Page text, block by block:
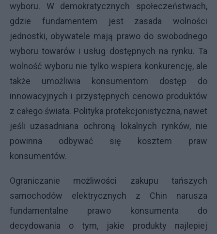
wyboru. W demokratycznych społeczeństwach,
gdzie fundamentem jest zasada wolności
jednostki, obywatele mają prawo do swobodnego
wyboru towarów i usług dostępnych na rynku. Ta
wolność wyboru nie tylko wspiera konkurencję, ale
także umożliwia konsumentom dostęp do
innowacyjnych i przystępnych cenowo produktów
z całego świata. Polityka protekcjonistyczna, nawet
jeśli uzasadniana ochroną lokalnych rynków, nie
powinna odbywać się kosztem praw
konsumentów.
Ograniczanie możliwości zakupu tańszych
samochodów elektrycznych z Chin narusza
fundamentalne prawo konsumenta do
decydowania o tym, jakie produkty najlepiej